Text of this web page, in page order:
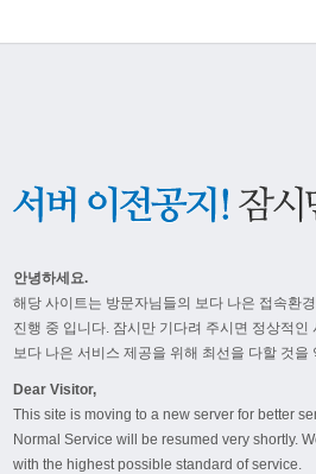
안녕하세요.
해당 사이트는 방문자님들의 보다 나은 접속환
진행 중 입니다. 잠시만 기다려 주시면 정상적인
보다 나은 서비스 제공을 위해 최선을 다할 것을
Dear Visitor,
This site is moving to a new server for better
Normal Service will be resumed very shortly.
with the highest possible standard of service.